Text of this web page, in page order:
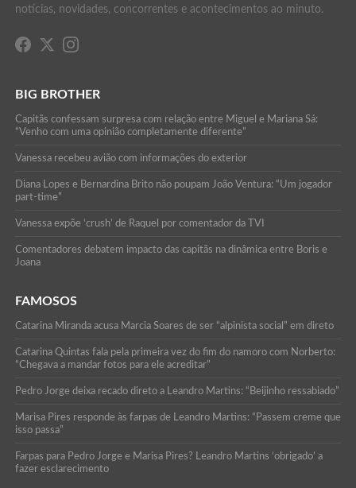
notícias, novidades, concorrentes e acontecimentos ao minuto.
BIG BROTHER
Capitãs confessam surpresa com relação entre Miguel e Mariana Sá:
“Venho com uma opinião completamente diferente”
Vanessa recebeu avião com informações do exterior
Diana Lopes e Bernardina Brito não poupam João Ventura: “Um jogador
part-time”
Vanessa expõe ‘crush’ de Raquel por comentador da TVI
Comentadores debatem impacto das capitãs na dinâmica entre Boris e
Joana
FAMOSOS
Catarina Miranda acusa Marcia Soares de ser “alpinista social” em direto
Catarina Quintas fala pela primeira vez do fim do namoro com Norberto:
“Chegava a mandar fotos para ele acreditar”
Pedro Jorge deixa recado direto a Leandro Martins: “Beijinho ressabiado”
Marisa Pires responde às farpas de Leandro Martins: “Passem creme que
isso passa”
Farpas para Pedro Jorge e Marisa Pires? Leandro Martins ‘obrigado’ a
fazer esclarecimento